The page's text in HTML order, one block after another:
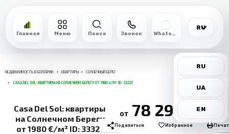
Главная Меню Поиск Звонок WhatsApp
RU
RU
UA
EN
НЕДВИЖИМОСТЬ В БОЛГАРИИ КВАРТИРЫ СОЛНЕЧНЫЙ БЕРЕГ
CASA DEL SOL: КВАРТИРЫ НА СОЛНЕЧНОМ БЕРЕГУ ОТ 1980 €/М² ID: 33321
Casa Del Sol: квартиры
на Солнечном Берегу
от 1980 €/м² ID: 33321
от 78 291€
Поделиться Избранное